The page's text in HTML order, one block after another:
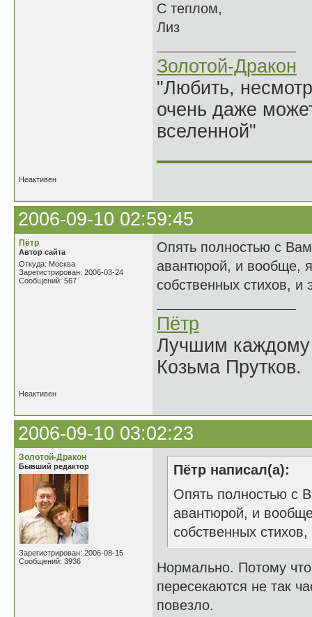
С теплом,
Лиз
Золотой-Дракон
"Любить,
очень даже
вселенной"
Неактивен
2006-09-10 02:59:45
Пётр
Автор сайта
Откуда: Москва
Зарегистрирован: 2006-03-24
Сообщений: 567
Опять полностью с
авантюрой, и вообще,
собственных стихов, и
Пётр
Лучшим каждому
Козьма Прутков.
Неактивен
2006-09-10 03:02:23
Золотой-Дракон
Бывший редактор
Зарегистрирован: 2006-08-15
Сообщений: 3936
Пётр написал(а):
Опять полностью с
авантюрой, и
собственных
Нормально. Потому
пересекаются не так
повезло.